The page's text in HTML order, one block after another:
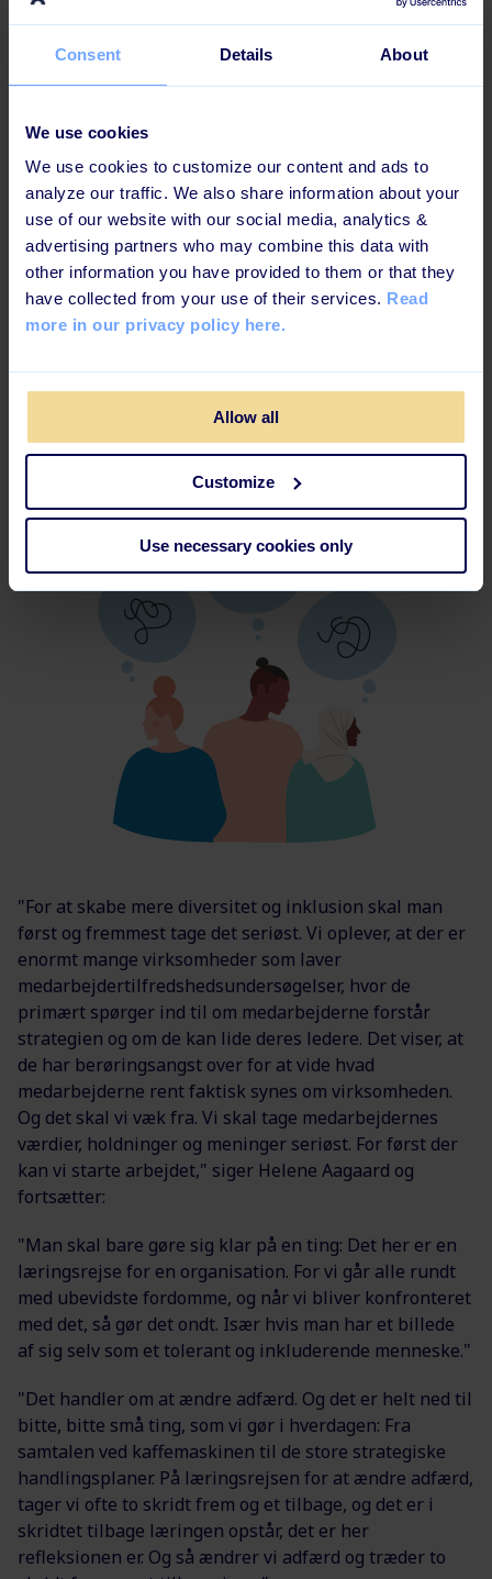
Consent Details About
We use cookies
We use cookies to customize our content and ads to
analyze our traffic. We also share information about your
use of our website with our social media, analytics &
advertising partners who may combine this data with
other information you have provided to them or that they
have collected from your use of their services. Read
more in our privacy policy here.
Allow all
Customize
Use necessary cookies only
mangfoldighedsstrategi, siger, at det har forbedret
virksomhedens bundlinje, ifølge PwCs CEO Survey.
Tips til at skabe mere
diversitet og inklusion
De gode intentioner er der mange af. Og hvis vi vender
tilbage til rapporten fraMcKinsey og Company (2020)
viser det sig, at selv for virksomhederne, der er relativt
succesfulde i deres bestræbelser på at sikre lige køns-
over for betydelige udfordringer med at skabe
inklusion. Inkluderende arbejdsmiljøer hvor hver
medarbejder kan komme på arbejde som dem de er
"For at skabe mere diversitet og inklusion skal man
først og fremmest tage det seriøst. Vi oplever, at der er
enormt mange virksomheder som laver
medarbejdertilfredshedsundersøgelser, hvor de
primært spørger ind til om medarbejderne forstår
strategien og om de kan lide deres ledere. Det viser, at
de har berøringsangst over for at vide hvad
medarbejderne rent faktisk synes om virksomheden.
Og det skal vi væk fra. Vi skal tage medarbejdernes
værdier, holdninger og meninger seriøst. For først der
kan vi starte arbejdet," siger Helene Aagaard og
fortsætter:
"Man skal bare gøre sig klar på en ting: Det her er en
læringsrejse for en organisation. For vi går alle rundt
med ubevidste fordomme, og når vi bliver konfronteret
med det, så gør det ondt. Især hvis man har et billede
af sig selv som et tolerant og inkluderende menneske."
"Det handler om at ændre adfærd. Og det er helt ned til
bitte, bitte små ting, som vi gør i hverdagen: Fra
samtalen ved kaffemaskinen til de store strategiske
handlingsplaner. På læringsrejsen for at ændre adfærd,
tager vi ofte to skridt frem og et tilbage, og det er i
skridtet tilbage læringen opstår, det er her
refleksionen er. Og så ændrer vi adfærd og træder to